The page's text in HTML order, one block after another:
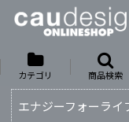
カテゴリ 商品検索
エナジーフォーライ